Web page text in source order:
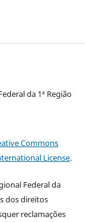
da 1ª Região
Commons
License.
Federal da
dos direitos
reclamações